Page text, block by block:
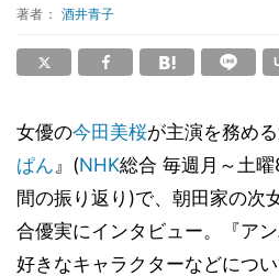
著者： 酒井青子
女優の今田美桜が主演を務め
ぱん』(NHK総合 毎週月～土
間の振り返り)で、朝田家の次
合優実にインタビュー。『ア
好きなキャラクターなどについ